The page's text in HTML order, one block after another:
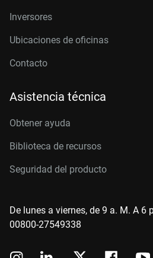
Inversores
Ubicaciones de oficinas
Contacto
Asistencia técnica
Obtener ayuda
Biblioteca de recursos
Seguridad del producto
De lunes a viernes, de 9 a. M. A 6
00800-27549338